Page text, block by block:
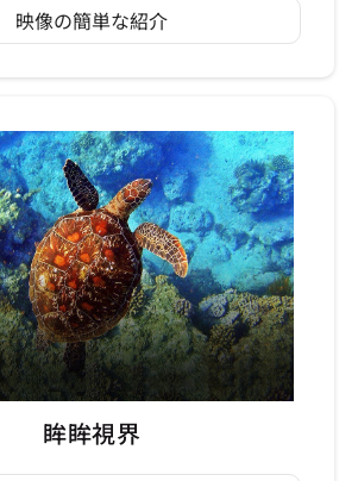
映像の簡単な紹介
眸眸視界